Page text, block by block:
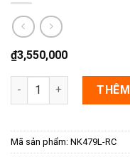
₫3,550,000
Khóa cửa chính bằng
Mã sản phẩm: NK479L-RC